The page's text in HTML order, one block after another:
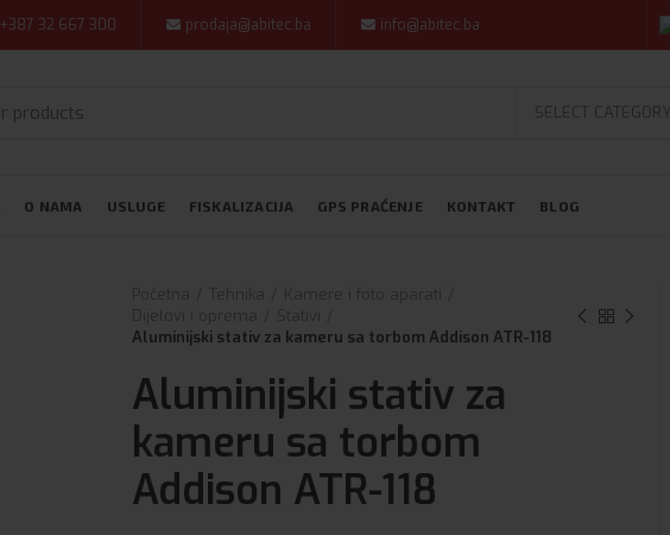
+387 32 667 300 prodaja@abitec.ba info@abitec.ba
SELECT CATEGORY
O NAMA USLUGE FISKALIZACIJA GPS PRAĆENJE KONTAKT BLOG
Aluminijski stativ za kameru sa torbom Addison ATR-118
Aluminijski stativ za
kameru sa torbom
Addison ATR-118